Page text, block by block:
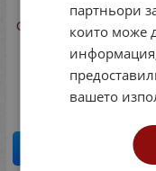
Формички за
- МОРСКИ СВЯТ
Код: 77RI055
€ / 3.32
партньори
които може
вашето